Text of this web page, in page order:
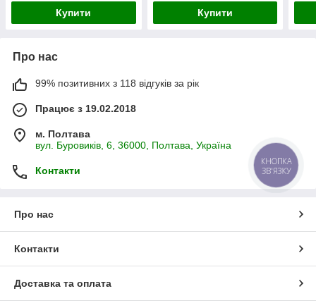
Купити Купити
Про нас
99% позитивних з 118 відгуків за рік
Працює з 19.02.2018
м. Полтава
вул. Буровиків, 6, 36000, Полтава, Україна
Контакти
Про нас
Контакти
Доставка та оплата
КНОПКА
ЗВ'ЯЗКУ